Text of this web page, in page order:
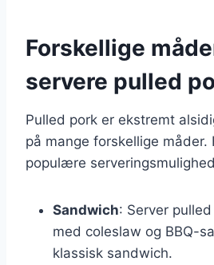
Forskellige
servere pulled
Pulled pork er ekstremt
på mange forskellige måder.
populære
Sandwich: Server
med coleslaw og BBQ-
klassisk sandwich.